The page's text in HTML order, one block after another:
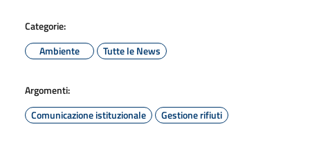
Categorie:
Ambiente
Tutte le News
Argomenti:
Comunicazione istituzionale
Gestione rifiuti